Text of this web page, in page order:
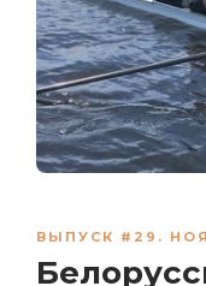
ВЫПУСК #29.